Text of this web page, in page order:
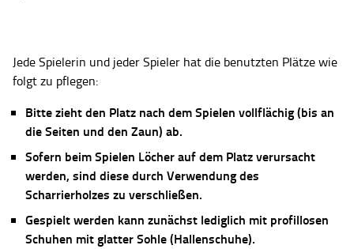
Jede Spielerin und jeder Spieler hat die benutzten Plätze wie
folgt zu pflegen:
Bitte zieht den Platz nach dem Spielen vollflächig (bis an
die Seiten und den Zaun) ab.
Sofern beim Spielen Löcher auf dem Platz verursacht
werden, sind diese durch Verwendung des
Scharrierholzes zu verschließen.
Gespielt werden kann zunächst lediglich mit profillosen
Schuhen mit glatter Sohle (Hallenschuhe).